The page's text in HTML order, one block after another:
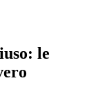
le